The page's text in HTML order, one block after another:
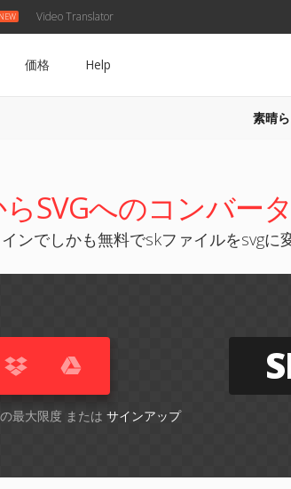
Video Translator
価格 Help
素晴
らSVGへのコンバー
ンでしかも無料でskファイルをsvgに
最大限度 または サインアップ